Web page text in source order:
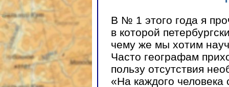
В № 1 этого года я
в которой
чему же мы хотим
Часто географам
пользу отсутствия
«На каждого